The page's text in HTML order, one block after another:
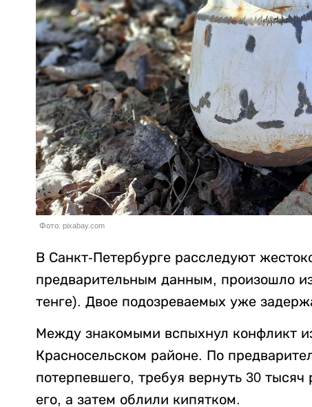
Фото: pixabay.com
В Санкт-Петербурге расследуют
предварительным данным, произошло
тенге). Двое подозреваемых уже
Между знакомыми вспыхнул конфликт
Красносельском районе. По
потерпевшего, требуя вернуть 30
его, а затем облили кипятком.